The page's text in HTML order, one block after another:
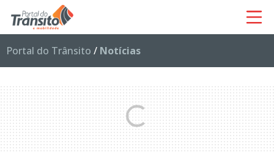
Portal do Trânsito / Notícias